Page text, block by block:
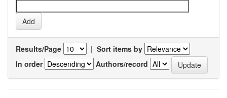
Results/Page | Sort items by
In order
Authors/record